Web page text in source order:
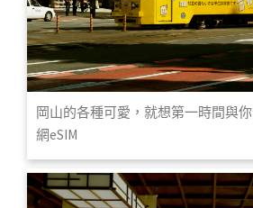
岡山的各種可愛，就想第一時間與
網eSIM